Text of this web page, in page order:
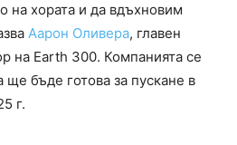
на хората и да вдъхновим
Аарон Оливера, главен
на Earth 300. Компанията се
ще бъде готова за пускане в
г.